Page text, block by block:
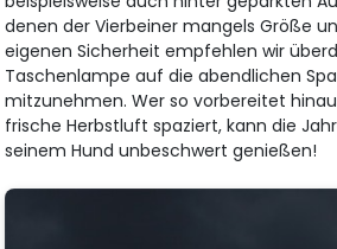
denen der Vierbeiner mangels Größe
eigenen Sicherheit empfehlen wir
Taschenlampe auf die abendlichen
mitzunehmen. Wer so vorbereitet
frische Herbstluft spaziert, kann die
seinem Hund unbeschwert genießen!